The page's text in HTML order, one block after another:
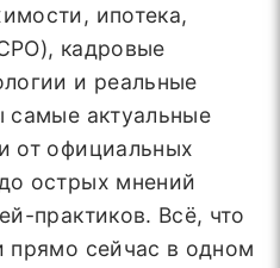
ипотека,
кадровые
и реальные
самые актуальные
от официальных
острых мнений
практиков. Всё, что
прямо сейчас в одном